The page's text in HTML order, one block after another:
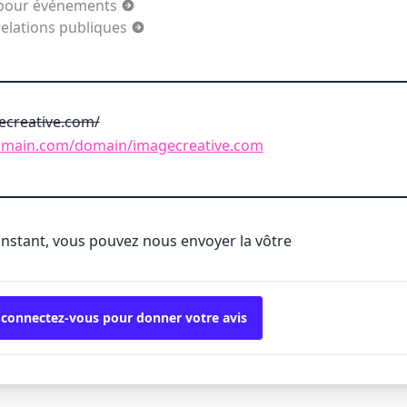
événements
publiques
domain/imagecreative.com
vous pouvez nous envoyer la vôtre
vous pour donner votre avis